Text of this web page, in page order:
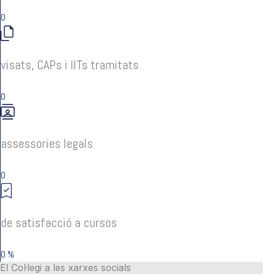
0
visats, CAPs i IITs tramitats
0
assessories legals
0
de satisfacció a cursos
0 %
El Col·legi a les xarxes socials